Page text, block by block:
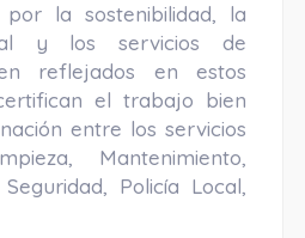
la sostenibilidad, la
y los servicios de
reflejados en estos
el trabajo bien
entre los servicios
Mantenimiento,
Policía Local,